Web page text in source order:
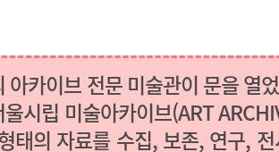
아카이브 전문 미술관이 문을
시립 미술아카이브(ART
태의 자료를 수집, 보존, 연구,